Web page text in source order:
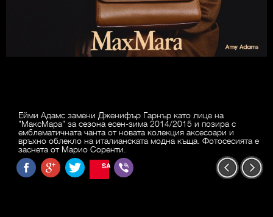
Ейми Адамс замени Дженифър Гарнър като лице на
"МаксМара" за сезона есен-зима 2014/2015 и позира с
емблематичната чанта от новата колекция аксесоари и
връхно облекло на италианската модна къща. Фотосесията е
заснета от Марио Соренти.
SAVE